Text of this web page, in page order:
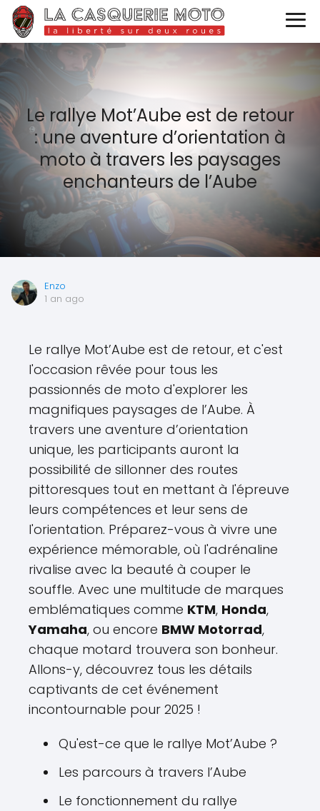
Le rallye Mot’Aube est de retour
: une aventure d’orientation à
moto à travers les paysages
enchanteurs de l’Aube
Enzo
1 an ago
Le rallye Mot’Aube est de retour, et c'est
l'occasion rêvée pour tous les
passionnés de moto d'explorer les
magnifiques paysages de l’Aube. À
travers une aventure d’orientation
unique, les participants auront la
possibilité de sillonner des routes
pittoresques tout en mettant à l'épreuve
leurs compétences et leur sens de
l'orientation. Préparez-vous à vivre une
expérience mémorable, où l'adrénaline
rivalise avec la beauté à couper le
souffle. Avec une multitude de marques
emblématiques comme KTM, Honda,
Yamaha, ou encore BMW Motorrad,
chaque motard trouvera son bonheur.
Allons-y, découvrez tous les détails
captivants de cet événement
incontournable pour 2025 !
Qu'est-ce que le rallye Mot’Aube ?
Les parcours à travers l’Aube
Le fonctionnement du rallye